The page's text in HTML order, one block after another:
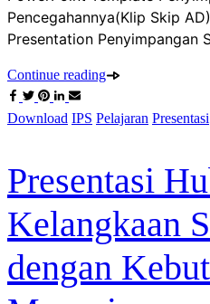
Pencegahannya(Klip Skip
Presentation Penyimpangan
Continue reading
Download IPS Pelajaran Presentasi
Presentasi
Kelangkaan
dengan